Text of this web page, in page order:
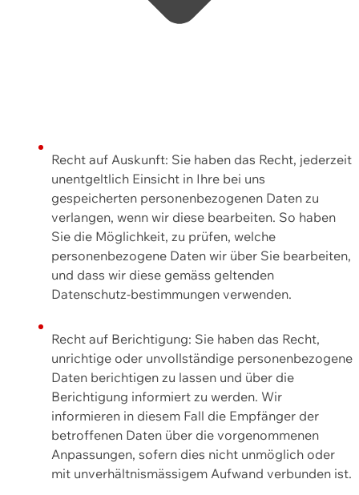
Recht auf Auskunft: Sie haben das Recht, jederzeit
unentgeltlich Einsicht in Ihre bei uns
gespeicherten personenbezogenen Daten zu
verlangen, wenn wir diese bearbeiten. So haben
Sie die Möglichkeit, zu prüfen, welche
personenbezogene Daten wir über Sie bearbeiten,
und dass wir diese gemäss geltenden
Datenschutz-bestimmungen verwenden.
Recht auf Berichtigung: Sie haben das Recht,
unrichtige oder unvollständige personenbezogene
Daten berichtigen zu lassen und über die
Berichtigung informiert zu werden. Wir
informieren in diesem Fall die Empfänger der
betroffenen Daten über die vorgenommenen
Anpassungen, sofern dies nicht unmöglich oder
mit unverhältnismässigem Aufwand verbunden ist.